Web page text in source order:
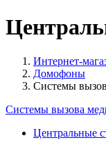
Интернет-
Домофоны
Системы
Системы вызова
Центральные